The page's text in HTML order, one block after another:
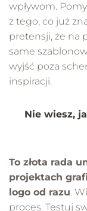
wpływom.
z tego, co już
pretensji, że na
same
wyjść poza
inspiracji.
Nie wiesz,
To złota rada
projektach
logo od razu.
proces. Testuj